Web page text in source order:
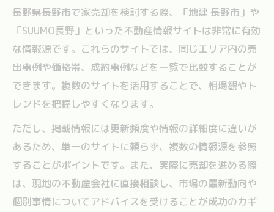
家売却の価値を高める長野市の将来展望の
考え方
長野市の人口動向を踏まえた家売却のヒン
ト
家売却で重視すべき長野市再開発や利便性
の動向
SUUMO長野などの情報から将来性を見抜く
方法
地域情報を活用した家売却戦略のすすめ
家売却戦略を立てるための地域情報活用法
長野県長野市で家売却を検討する際、「地建 長野市」や
「SUUMO長野」といった不動産情報サイトは非常に有効
な情報源です。これらのサイトでは、同じエリア内の売
出事例や価格帯、成約事例などを一覧で比較することが
できます。複数のサイトを活用することで、相場観やト
レンドを把握しやすくなります。
ただし、掲載情報には更新頻度や情報の詳細度に違いが
あるため、単一のサイトに頼らず、複数の情報源を参照
することがポイントです。また、実際に売却を進める際
は、現地の不動産会社に直接相談し、市場の最新動向や
個別事情についてアドバイスを受けることが成功のカギ